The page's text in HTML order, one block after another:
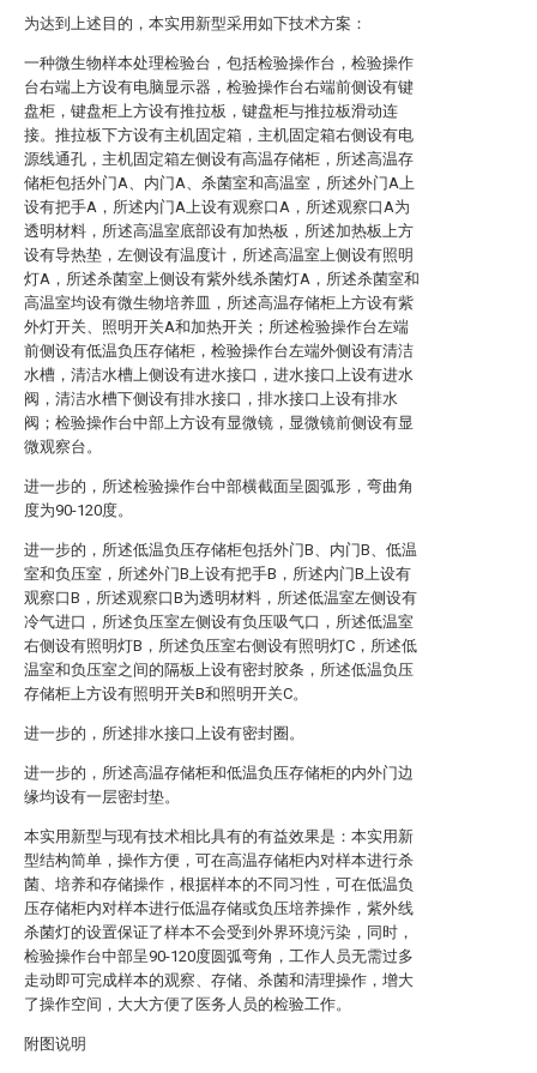
为达到上述目的，本实用新型采用如下技术方案：
一种微生物样本处理检验台，包括检验操作台，检验操作
台右端上方设有电脑显示器，检验操作台右端前侧设有键
盘柜，键盘柜上方设有推拉板，键盘柜与推拉板滑动连
接。推拉板下方设有主机固定箱，主机固定箱右侧设有电
源线通孔，主机固定箱左侧设有高温存储柜，所述高温存
储柜包括外门A、内门A、杀菌室和高温室，所述外门A上
设有把手A，所述内门A上设有观察口A，所述观察口A为
透明材料，所述高温室底部设有加热板，所述加热板上方
设有导热垫，左侧设有温度计，所述高温室上侧设有照明
灯A，所述杀菌室上侧设有紫外线杀菌灯A，所述杀菌室和
高温室均设有微生物培养皿，所述高温存储柜上方设有紫
外灯开关、照明开关A和加热开关；所述检验操作台左端
前侧设有低温负压存储柜，检验操作台左端外侧设有清洁
水槽，清洁水槽上侧设有进水接口，进水接口上设有进水
阀，清洁水槽下侧设有排水接口，排水接口上设有排水
阀；检验操作台中部上方设有显微镜，显微镜前侧设有显
微观察台。
进一步的，所述检验操作台中部横截面呈圆弧形，弯曲角
度为90-120度。
进一步的，所述低温负压存储柜包括外门B、内门B、低温
室和负压室，所述外门B上设有把手B，所述内门B上设有
观察口B，所述观察口B为透明材料，所述低温室左侧设有
冷气进口，所述负压室左侧设有负压吸气口，所述低温室
右侧设有照明灯B，所述负压室右侧设有照明灯C，所述低
温室和负压室之间的隔板上设有密封胶条，所述低温负压
存储柜上方设有照明开关B和照明开关C。
进一步的，所述排水接口上设有密封圈。
进一步的，所述高温存储柜和低温负压存储柜的内外门边
缘均设有一层密封垫。
本实用新型与现有技术相比具有的有益效果是：本实用新
型结构简单，操作方便，可在高温存储柜内对样本进行杀
菌、培养和存储操作，根据样本的不同习性，可在低温负
压存储柜内对样本进行低温存储或负压培养操作，紫外线
杀菌灯的设置保证了样本不会受到外界环境污染，同时，
检验操作台中部呈90-120度圆弧弯角，工作人员无需过多
走动即可完成样本的观察、存储、杀菌和清理操作，增大
了操作空间，大大方便了医务人员的检验工作。
附图说明